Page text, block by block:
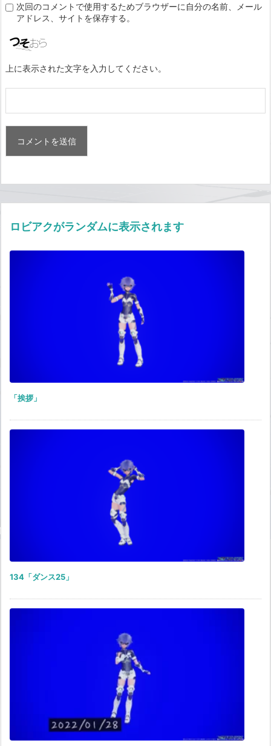
次回のコメントで使用するためブラウザーに自分の名前、メール
アドレス、サイトを保存する。
上に表示された文字を入力してください。
ロビアクがランダムに表示されます
「挨拶」
134「ダンス25」